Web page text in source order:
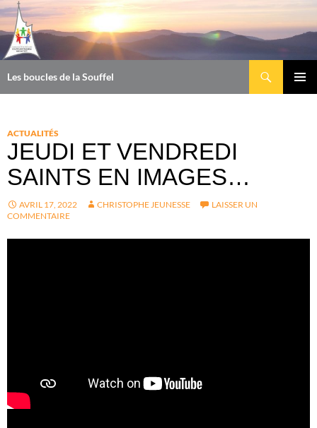
Aller
contenu
Les boucles de la Souffel
ACTUALITÉS
JEUDI ET VENDREDI
SAINTS EN IMAGES…
AVRIL 17, 2022 CHRISTOPHE JEUNESSE
LAISSER UN
COMMENTAIRE